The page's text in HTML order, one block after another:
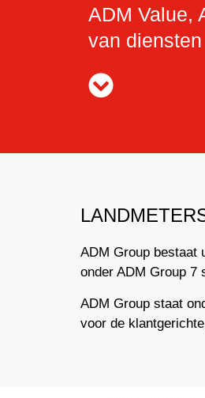
ADM Value,
van
ADM Group bestaat
onder ADM Group 7
ADM Group staat
voor de